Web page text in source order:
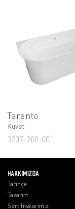
Taranto
Küvet
3207-200-001
HAKKIMIZDA
Tarihçe
Tasarım
Sertifikalarımız